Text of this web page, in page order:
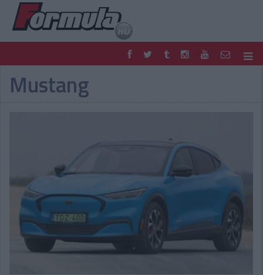
F1
FORMULA
TIPPJÁTÉK
DIGITÁLIS MAGAZIN
PONTÁLLÁSOK
VERSENYNAPTÁRAK
Mustang